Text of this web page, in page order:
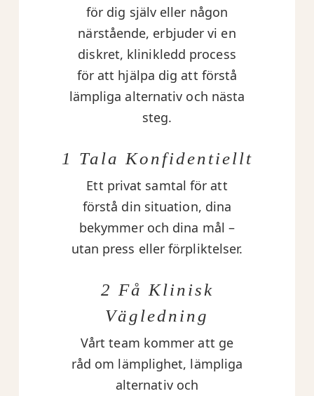
för dig själv eller någon
närstående, erbjuder vi en
diskret, klinikledd process
för att hjälpa dig att förstå
lämpliga alternativ och nästa
steg.
1 Tala Konfidentiellt
Ett privat samtal för att
förstå din situation, dina
bekymmer och dina mål –
utan press eller förpliktelser.
2 Få Klinisk
Vägledning
Vårt team kommer att ge
råd om lämplighet, lämpliga
alternativ och